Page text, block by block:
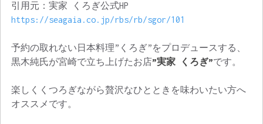
引用元：実家 くろぎ公式HP
https://seagaia.co.jp/rbs/rb/sgor/101
予約の取れない日本料理”くろぎ”をプロデュースする、
黒木純氏が宮崎で立ち上げたお店”実家 くろぎ”です。
楽しくくつろぎながら贅沢なひとときを味わいたい方へ
オススメです。